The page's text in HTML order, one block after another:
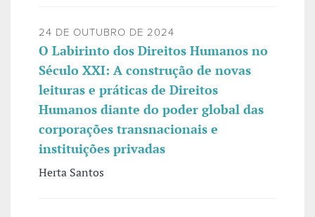
24 DE OUTUBRO DE 2024
O Labirinto dos Direitos Humanos no
Século XXI: A construção de novas
leituras e práticas de Direitos
Humanos diante do poder global das
corporações transnacionais e
instituições privadas
Herta Santos